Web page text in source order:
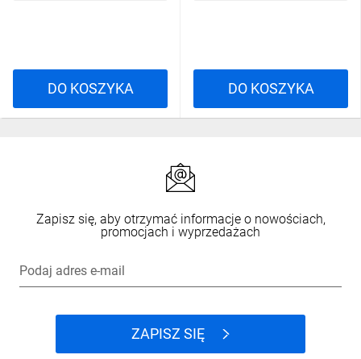
DO KOSZYKA DO KOSZYKA
Zapisz się, aby otrzymać informacje o nowościach,
promocjach i wyprzedażach
Podaj adres e-mail
ZAPISZ SIĘ